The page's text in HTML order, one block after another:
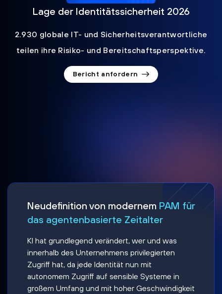
Lage der Identitätssicherheit 2026
2.930 globale IT- und Sicherheitsverantwortliche
teilen ihre Risiko- und Bereitschaftsperspektive.
Bericht anfordern
Neudefinition von modernem PAM für
das agentenbasierte Zeitalter
KI hat grundlegend verändert, wer und was
innerhalb des Unternehmens privilegierten
Zugriff hat, da jede Identität nun mit
autonomem Zugriff auf sensible Systeme in
großem Umfang und mit hoher Geschwindigkeit